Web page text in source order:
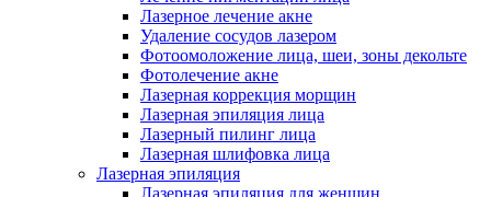
Лазерное лечение акне
Удаление сосудов лазером
Фотоомоложение лица, шеи, зоны декольте
Фотолечение акне
Лазерная коррекция морщин
Лазерная эпиляция лица
Лазерный пилинг лица
Лазерная шлифовка лица
Лазерная эпиляция
Лазерная эпиляция для женщин